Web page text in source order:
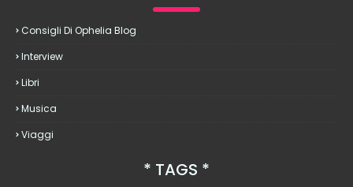
Consigli Di Ophelia Blog
Interview
Libri
Musica
Viaggi
TAGS